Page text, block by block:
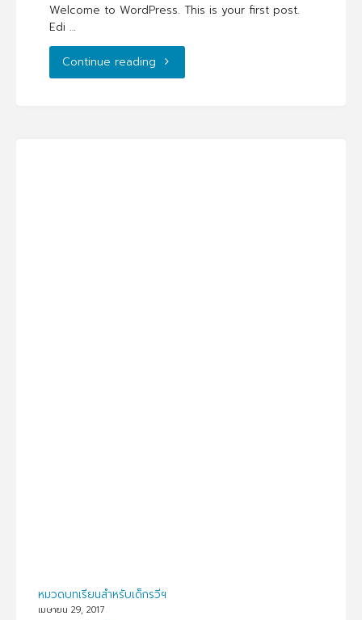
Welcome to WordPress. This is your first post.
Edi …
Continue reading "Hello
หมวดบทเรียนสำหรับเด็กรวีฯ
เมษายน 29, 2017